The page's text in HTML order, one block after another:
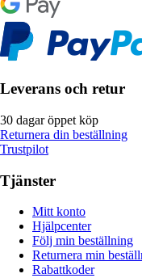
Leverans och retur
30 dagar öppet köp
Returnera din beställning
Trustpilot
Tjänster
Mitt konto
Hjälpcenter
Följ min beställning
Returnera min
Rabattkoder